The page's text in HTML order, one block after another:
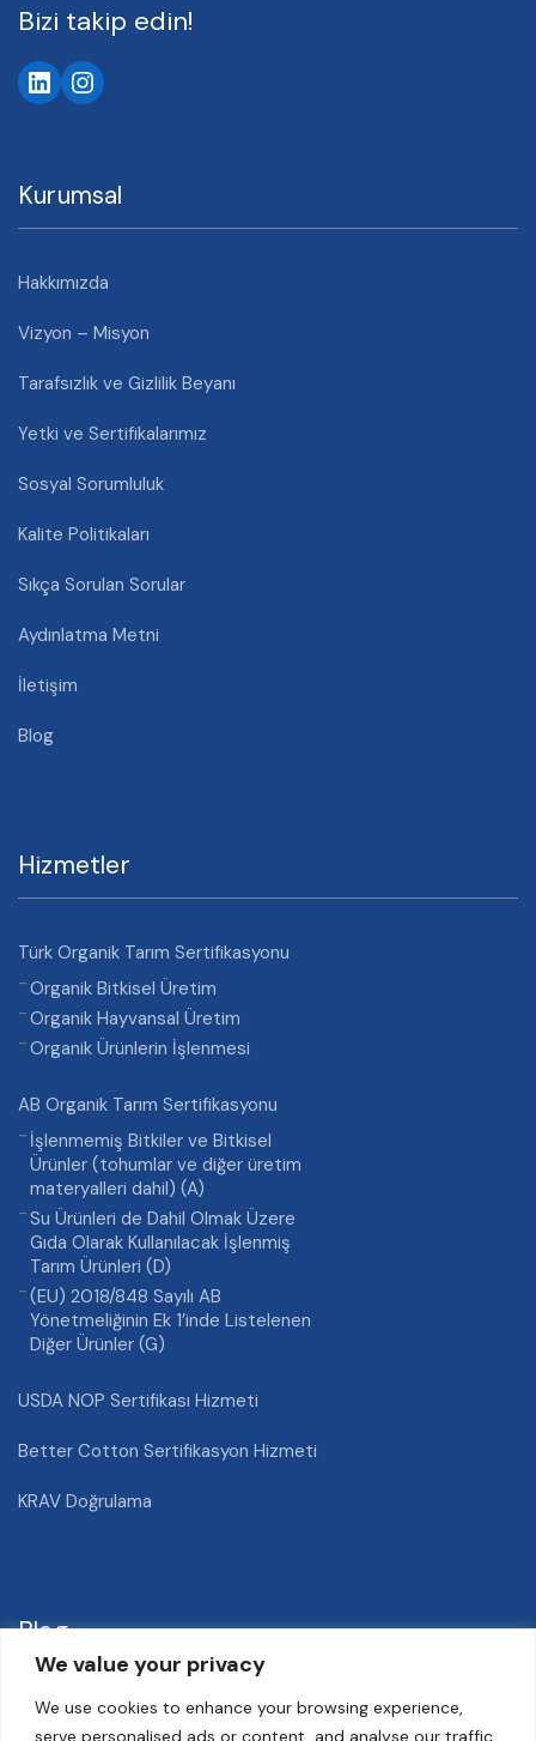
We value your privacy
We use cookies to enhance your browsing experience,
serve personalised ads or content, and analyse our traffic.
Bizi takip edin!
Kurumsal
Hakkımızda
Vizyon – Misyon
Tarafsızlık ve Gizlilik Beyanı
Yetki ve Sertifikalarımız
Sosyal Sorumluluk
Kalite Politikaları
Sıkça Sorulan Sorular
Aydınlatma Metni
İletişim
Blog
Hizmetler
Türk Organik Tarım Sertifikasyonu
Organik Bitkisel Üretim
Organik Hayvansal Üretim
Organik Ürünlerin İşlenmesi
AB Organik Tarım Sertifikasyonu
İşlenmemiş Bitkiler ve Bitkisel
Ürünler (tohumlar ve diğer üretim
materyalleri dahil) (A)
Su Ürünleri de Dahil Olmak Üzere
Gıda Olarak Kullanılacak İşlenmiş
Tarım Ürünleri (D)
(EU) 2018/848 Sayılı AB
Yönetmeliğinin Ek 1’inde Listelenen
Diğer Ürünler (G)
USDA NOP Sertifikası Hizmeti
Better Cotton Sertifikasyon Hizmeti
KRAV Doğrulama
Blog
Nektarin Hastalıkları ve Zararlıları